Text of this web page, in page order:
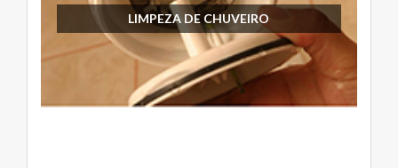
LIMPEZA DE CHUVEIRO